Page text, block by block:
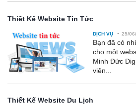
Thiết Kế Website Tin Tức
DỊCH VỤ - 25/
Bạn đã có
cho một
Minh Đức
viên...
Thiết Kế Website Du Lịch